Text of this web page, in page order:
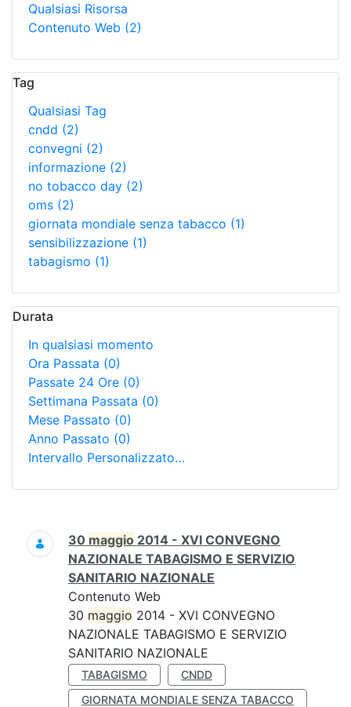
Qualsiasi Risorsa
Contenuto Web (2)
Tag
Qualsiasi Tag
cndd (2)
convegni (2)
informazione (2)
no tobacco day (2)
oms (2)
giornata mondiale senza tabacco (1)
sensibilizzazione (1)
tabagismo (1)
Durata
In qualsiasi momento
Ora Passata (0)
Passate 24 Ore (0)
Settimana Passata (0)
Mese Passato (0)
Anno Passato (0)
Intervallo Personalizzato…
Ricerca
30 maggio 2014 - XVI CONVEGNO
NAZIONALE TABAGISMO E SERVIZIO
SANITARIO NAZIONALE
Contenuto Web
30 maggio 2014 - XVI CONVEGNO
NAZIONALE TABAGISMO E SERVIZIO
SANITARIO NAZIONALE
TABAGISMO
CNDD
GIORNATA MONDIALE SENZA TABACCO